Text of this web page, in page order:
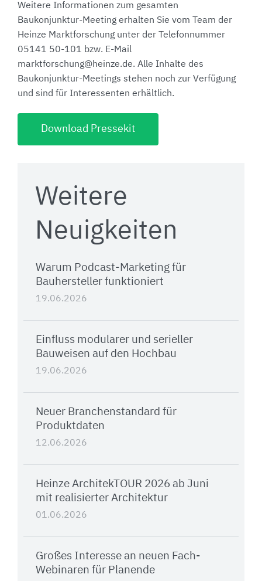
Weitere Informationen zum gesamten
Baukonjunktur-Meeting erhalten Sie vom Team der
Heinze Marktforschung unter der Telefonnummer
05141 50-101 bzw. E-Mail
marktforschung@heinze.de. Alle Inhalte des
Baukonjunktur-Meetings stehen noch zur Verfügung
und sind für Interessenten erhältlich.
Download Pressekit
Weitere
Neuigkeiten
Warum Podcast-Marketing für
Bauhersteller funktioniert
19.06.2026
Einfluss modularer und serieller
Bauweisen auf den Hochbau
19.06.2026
Neuer Branchenstandard für
Produktdaten
12.06.2026
Heinze ArchitekTOUR 2026 ab Juni
mit realisierter Architektur
01.06.2026
Großes Interesse an neuen Fach-
Webinaren für Planende